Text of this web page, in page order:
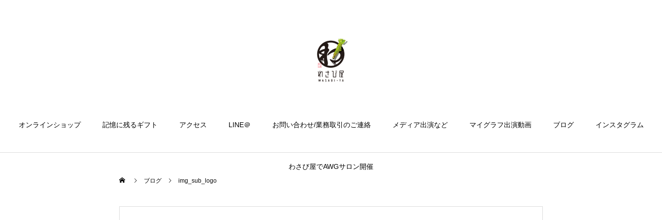
オンラインショップ 記憶に残るギフト アクセス LINE＠ お問い合わせ/業務取引のご連絡 メディア出演など マイグラフ出演動画 ブログ インスタグラム
わさび屋でAWGサロン開催
ブログ img_sub_logo